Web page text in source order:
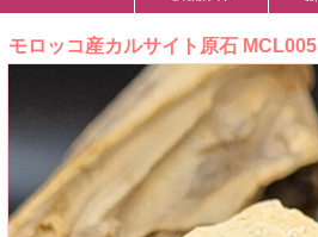
モロッコ産カルサイト原石 MCL005